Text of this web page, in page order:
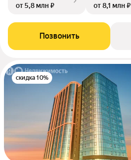
от 5,8 млн ₽
от 8,1 млн ₽
Позвонить
скидка 10%